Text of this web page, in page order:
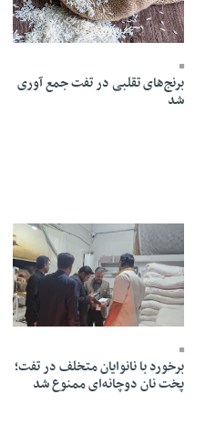
09 Azar 1404 - 19:47
برنج‌های تقلبی در تفت جمع آوری
شد
برخورد با نانوایان متخلف در تفت؛
پخت نان دوچانه‌ای ممنوع شد